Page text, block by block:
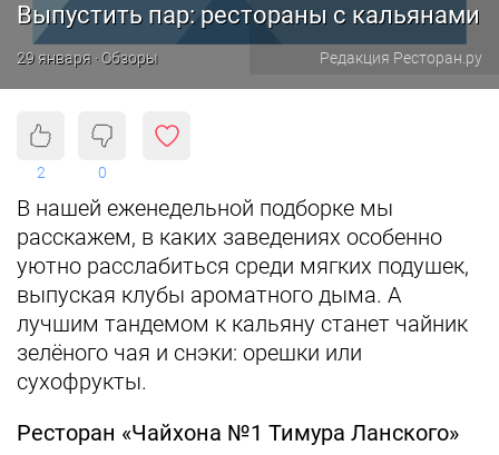
Выпустить пар: рестораны с кальянами
29 января · Обзоры Редакция Ресторан.ру
2 0
В нашей еженедельной подборке мы
расскажем, в каких заведениях особенно
уютно расслабиться среди мягких подушек,
выпуская клубы ароматного дыма. А
лучшим тандемом к кальяну станет чайник
зелёного чая и снэки: орешки или
сухофрукты.
Ресторан «Чайхона №1 Тимура Ланского»